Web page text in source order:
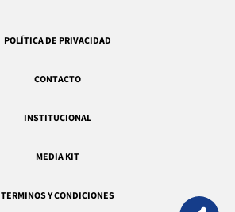
POLÍTICA DE PRIVACIDAD
CONTACTO
INSTITUCIONAL
MEDIA KIT
TERMINOS Y CONDICIONES